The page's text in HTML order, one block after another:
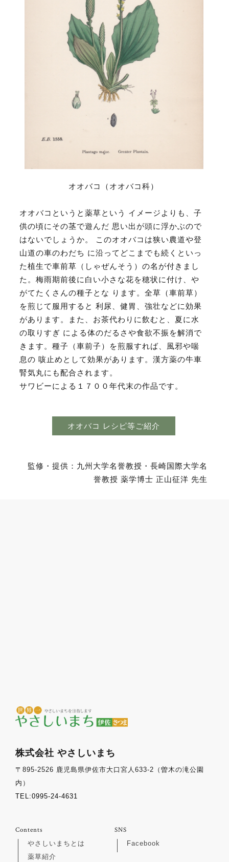
オオバコ（オオバコ科）
オオバコというと薬草という イメージよりも、子
供の頃にその茎で遊んだ 思い出が頭に浮かぶので
はないでしょうか。 このオオバコは狭い農道や登
山道の車のわだち に沿ってどこまでも続くといっ
た植生で車前草（しゃぜんそう）の名が付きまし
た。梅雨期前後に白い小さな花を穂状に付け、や
がてたくさんの種子とな ります。全草（車前草）
を煎じて服用すると 利尿、健胃、強壮などに効果
があります。また、お茶代わりに飲むと、夏に水
の取りすぎ による体のだるさや食欲不振を解消で
きます。種子（車前子）を煎服すれば、風邪や喘
息の 咳止めとして効果があります。漢方薬の牛車
腎気丸にも配合されます。
サワビーによる１７００年代末の作品です。
オオバコ レシピ等ご紹介
監修・提供： 九州大学名誉教授・長崎国際大学名
誉教授 薬学博士 正山征洋 先生
株式会社 やさしいまち
〒895-2526 鹿児島県伊佐市大口宮人633-2（曽木の滝公園
内）
TEL:0995-24-4631
Contents
やさしいまちとは
薬草紹介
SNS
Facebook